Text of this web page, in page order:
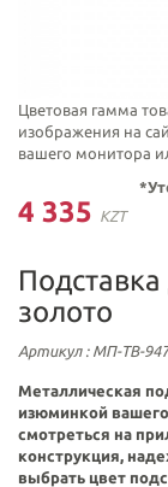
Цветовая гамма
изображения на
вашего монитора
4 335 KZT
золото
Артикул: МП-ТВ-
Металлическая
изюминкой
смотреться на
конструкция,
выбрать цвет